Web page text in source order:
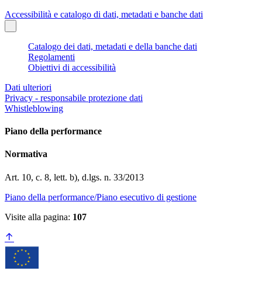
Accessibilità e catalogo di dati, metadati e banche dati
Catalogo dei dati, metadati e della banche dati
Regolamenti
Obiettivi di accessibilità
Dati ulteriori
Privacy - responsabile protezione dati
Whistleblowing
Piano della performance
Normativa
Art. 10, c. 8, lett. b), d.lgs. n. 33/2013
Piano della performance/Piano esecutivo di gestione
Visite alla pagina: 107